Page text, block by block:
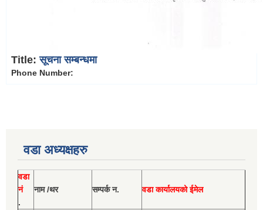
Title:सूचना सम्बन्धमा
Phone Number:
वडा अध्यक्षहरु
वडा
नं
.
नाम /थर सम्पर्क न. वडा कार्यालयको ईमेल